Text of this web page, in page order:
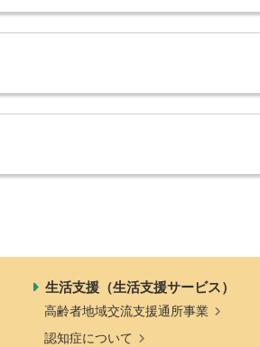
生活支援（生活支援サービス）
高齢者地域交流支援通所事業
認知症について